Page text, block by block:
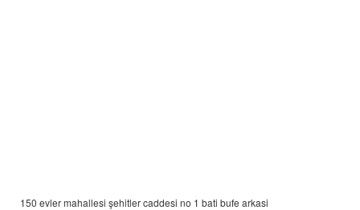
150 evler mahallesi şehitler caddesi no 1 bati bufe arkasi